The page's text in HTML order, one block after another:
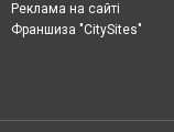
Реклама на сайті
Франшиза "CitySites"